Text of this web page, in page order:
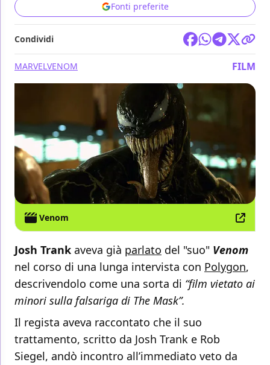
Fonti preferite
Condividi
MARVELVENOM FILM
Venom
Josh Trank aveva già parlato del "suo" Venom
nel corso di una lunga intervista con Polygon,
descrivendolo come una sorta di “film vietato ai
minori sulla falsariga di The Mask”.
Il regista aveva raccontato che il suo
trattamento, scritto da Josh Trank e Rob
Siegel, andò incontro all’immediato veto da